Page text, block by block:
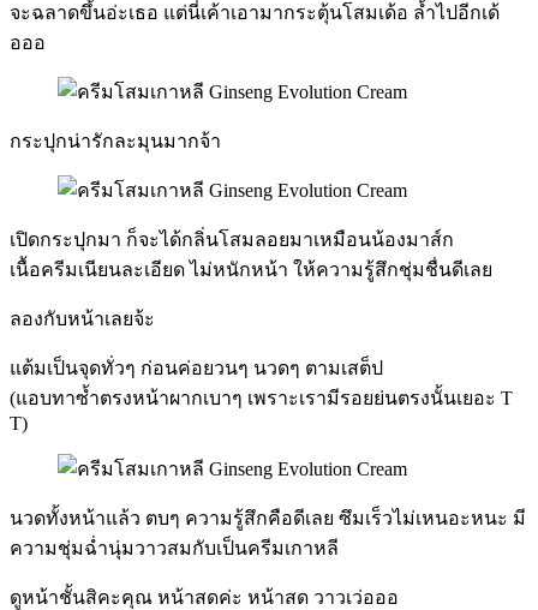
จะฉลาดขึ้นอ่ะเธอ แต่นี่เค้าเอามากระตุ้นโสมเด้อ ล้ำไปอีกเด้
อออ
กระปุกน่ารักละมุนมากจ้า
เปิดกระปุกมา ก็จะได้กลิ่นโสมลอยมาเหมือนน้องมาส์ก
เนื้อครีมเนียนละเอียด ไม่หนักหน้า ให้ความรู้สึกชุ่มชื่นดีเลย
ลองกับหน้าเลยจ้ะ
แต้มเป็นจุดทั่วๆ ก่อนค่อยวนๆ นวดๆ ตามเสต็ป
(แอบทาซ้ำตรงหน้าผากเบาๆ เพราะเรามีรอยย่นตรงนั้นเยอะ T
T)
นวดทั้งหน้าแล้ว ตบๆ ความรู้สึกคือดีเลย ซึมเร็วไม่เหนอะหนะ มี
ความชุ่มฉ่ำนุ่มวาวสมกับเป็นครีมเกาหลี
ดูหน้าชั้นสิคะคุณ หน้าสดค่ะ หน้าสด วาวเว่อออ